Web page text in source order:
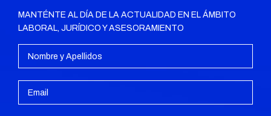
MANTÉNTE AL DÍA DE LA ACTUALIDAD EN EL ÁMBITO
LABORAL, JURÍDICO Y ASESORAMIENTO